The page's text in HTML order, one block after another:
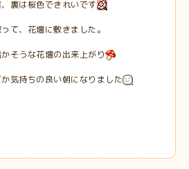
裏は桜色できれいです
て、花壇に敷きました。
そうな花壇の出来上がり
気持ちの良い朝になりました